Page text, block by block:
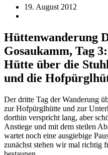
19. August 2012
Hüttenwanderung
Gosaukamm, Tag
Hütte über die
und die
Der dritte Tag der Wanderung
zur Hofpürglhütte und zur
dorthin verspricht lang, aber
Anstiege und mit dem steilen
wartet noch eine ausgiebige
zunächst stehen wir mal richtig